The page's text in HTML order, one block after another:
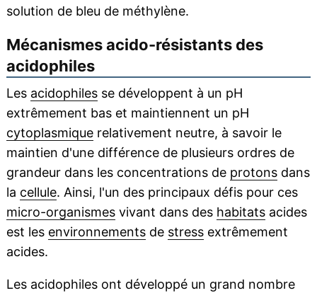
solution de bleu de méthylène.
Mécanismes acido-résistants des
acidophiles
Les acidophilesse développent à un pH
extrêmement bas et maintiennent un pH
cytoplasmiquerelativement neutre, à savoir le
maintien d'une différence de plusieurs ordres de
grandeur dans les concentrations de protonsdans
la cellule. Ainsi, l'un des principaux défis pour ces
micro-organismesvivant dans des habitatsacides
est les environnementsde stressextrêmement
acides.
Les acidophiles ont développé un grand nombre